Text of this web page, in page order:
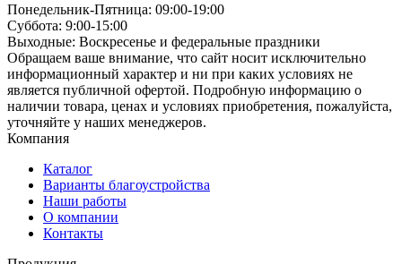
Понедельник-Пятница: 09:00-19:00
Суббота: 9:00-15:00
Выходные: Воскресенье и федеральные праздники
Обращаем ваше внимание, что сайт носит исключительно
информационный характер и ни при каких условиях не
является публичной офертой. Подробную информацию о
наличии товара, ценах и условиях приобретения, пожалуйста,
уточняйте у наших менеджеров.
Компания
Каталог
Варианты благоустройства
Наши работы
О компании
Контакты